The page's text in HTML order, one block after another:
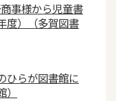
事様から児童書
度）（多賀図書
ひらが図書館に